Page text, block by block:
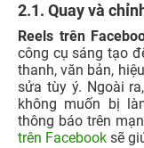
2.1. Quay và
Reels trên
công cụ sáng tạo
thanh, văn bản,
sửa tùy ý. Ngoài
không muốn bị
thông báo trên
trên Facebook sẽ